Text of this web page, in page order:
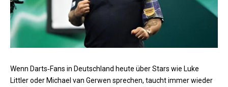
Wenn Darts‑Fans in Deutschland heute über Stars wie Luke
Littler oder Michael van Gerwen sprechen, taucht immer wieder